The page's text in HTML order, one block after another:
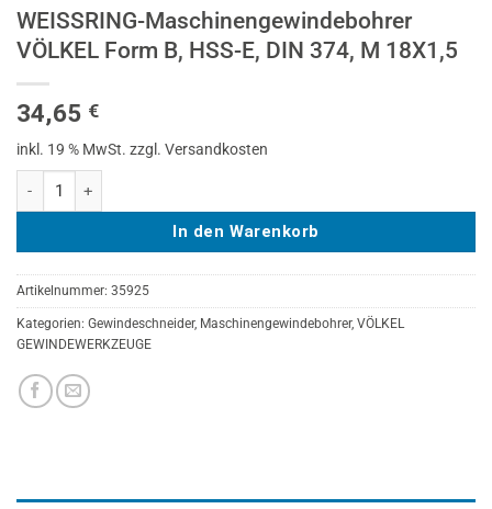
WEISSRING-Maschinengewindebohrer
VÖLKEL Form B, HSS-E, DIN 374, M 18X1,5
34,65 €
inkl. 19 % MwSt. zzgl. Versandkosten
In den Warenkorb
Artikelnummer: 35925
Kategorien: Gewindeschneider, Maschinengewindebohrer, VÖLKEL
GEWINDEWERKZEUGE